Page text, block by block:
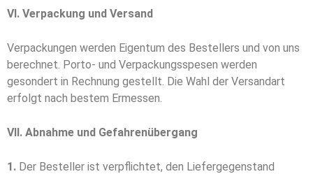
VI. Verpackung und Versand
Verpackungen werden Eigentum des Bestellers und von uns
berechnet. Porto- und Ver­packungs­spe­sen werden
gesondert in Rechnung gestellt. Die Wahl der Versandart
erfolgt nach be­­stem Ermessen.
VII. Abnahme und Gefahrenübergang
1. Der Besteller ist verpflichtet, den Liefergegenstand